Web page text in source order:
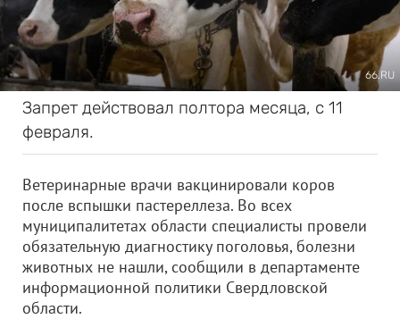
66.RU
Запрет действовал полтора месяца, с 11
февраля.
Ветеринарные врачи вакцинировали коров
после вспышки пастереллеза. Во всех
муниципалитетах области специалисты провели
обязательную диагностику поголовья, болезни
животных не нашли, сообщили в департаменте
информационной политики Свердловской
области.